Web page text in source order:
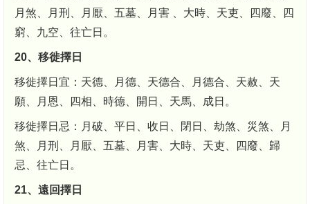
月煞、月刑、月厭、五墓、月害 、大時、天吏、四廢、四
窮、九空、往亡日。
20、移徙擇日
移徙擇日宜：天德、月德、天德合、月德合、天赦、天
願、月恩、四相、時德、開日、天馬、成日。
移徙擇日忌：月破、平日、收日、閉日、劫煞、災煞、月
煞、月刑、月厭、五墓、月害、大時、天吏、四廢、歸
忌、往亡日。
21、遠回擇日